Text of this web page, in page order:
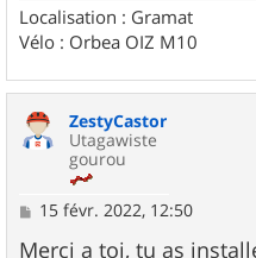
Localisation : Gramat
Vélo : Orbea OIZ M10
ZestyCastor
Utagawiste
gourou
M
s
15 févr. 2022, 12:50
Merci a toi, tu as